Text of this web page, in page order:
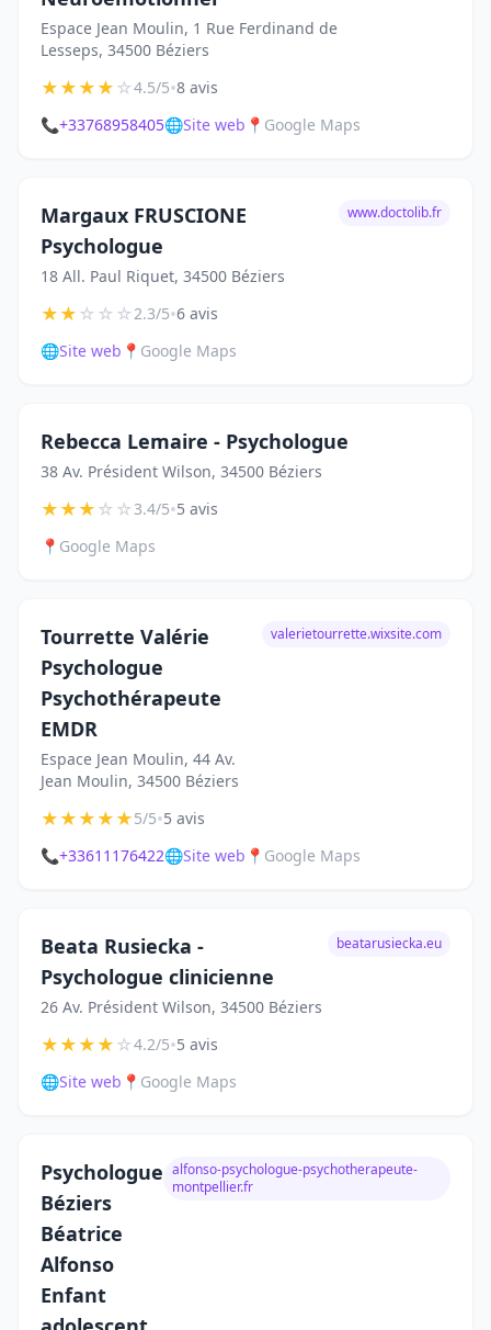
Espace Jean Moulin, 1 Rue Ferdinand de
Lesseps, 34500 Béziers
★★★★☆4.5/5•8 avis
📞+33768958405🌐Site web 📍 Google Maps
Margaux FRUSCIONE
Psychologue
18 All. Paul Riquet, 34500 Béziers
www.doctolib.fr
★★☆☆☆2.3/5•6 avis
🌐Site web 📍 Google Maps
Rebecca Lemaire - Psychologue
38 Av. Président Wilson, 34500 Béziers
★★★☆☆3.4/5•5 avis
📍 Google Maps
Tourrette Valérie
Psychologue
Psychothérapeute
EMDR
Espace Jean Moulin, 44 Av.
Jean Moulin, 34500 Béziers
valerietourrette.wixsite.com
★★★★★5/5•5 avis
📞+33611176422🌐Site web 📍 Google Maps
Beata Rusiecka -
Psychologue clinicienne
26 Av. Président Wilson, 34500 Béziers
beatarusiecka.eu
★★★★☆4.2/5•5 avis
🌐Site web 📍 Google Maps
Psychologue
Béziers
Béatrice
Alfonso
Enfant
alfonso-psychologue-psychotherapeute-
montpellier.fr